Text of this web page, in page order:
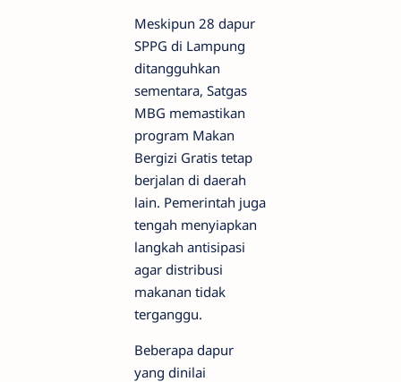
Meskipun 28 dapur
SPPG di Lampung
ditangguhkan
sementara, Satgas
MBG memastikan
program Makan
Bergizi Gratis tetap
berjalan di daerah
lain. Pemerintah juga
tengah menyiapkan
langkah antisipasi
agar distribusi
makanan tidak
terganggu.
Beberapa dapur
yang dinilai